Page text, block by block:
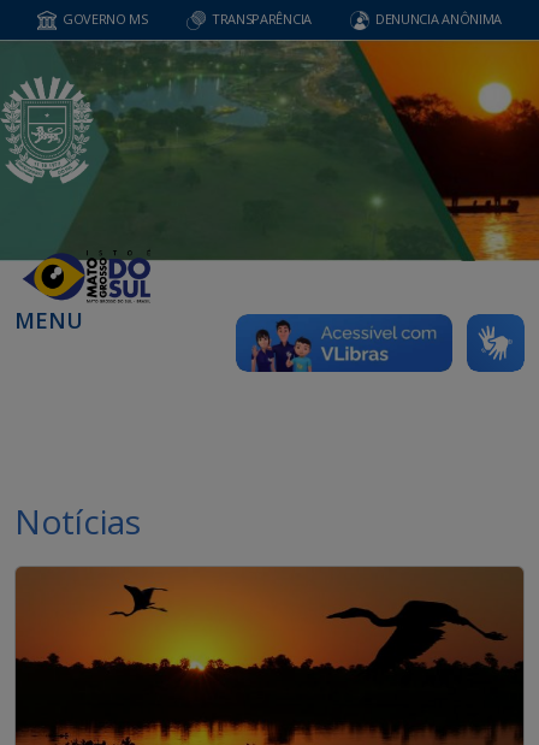
GOVERNO MS TRANSPARÊNCIA DENUNCIA ANÔNIMA
MENU
Notícias